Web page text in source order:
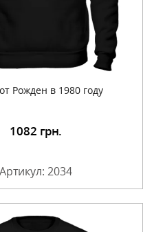
Рожден в 1980 году
1082 грн.
Артикул: 2034